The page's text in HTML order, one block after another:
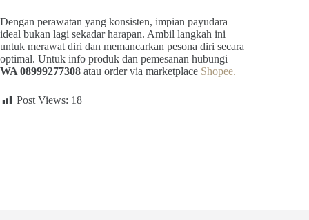
Dengan perawatan yang konsisten, impian payudara
ideal bukan lagi sekadar harapan. Ambil langkah ini
untuk merawat diri dan memancarkan pesona diri secara
optimal. Untuk info produk dan pemesanan hubungi
WA 08999277308 atau order via marketplace Shopee.
Post Views: 18